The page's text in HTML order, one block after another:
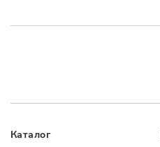
Каталог